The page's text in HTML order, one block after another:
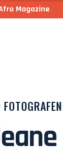
Magazine
FOTOGRAFEN